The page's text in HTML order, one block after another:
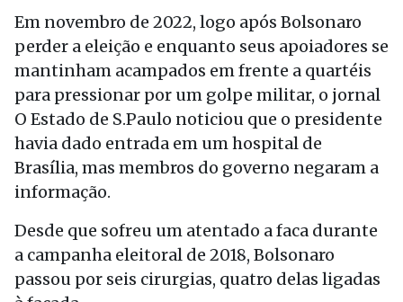
Em novembro de 2022, logo após Bolsonaro
perder a eleição e enquanto seus apoiadores se
mantinham acampados em frente a quartéis
para pressionar por um golpe militar, o jornal
O Estado de S.Paulo noticiou que o presidente
havia dado entrada em um hospital de
Brasília, mas membros do governo negaram a
informação.
Desde que sofreu um atentado a faca durante
a campanha eleitoral de 2018, Bolsonaro
passou por seis cirurgias, quatro delas ligadas